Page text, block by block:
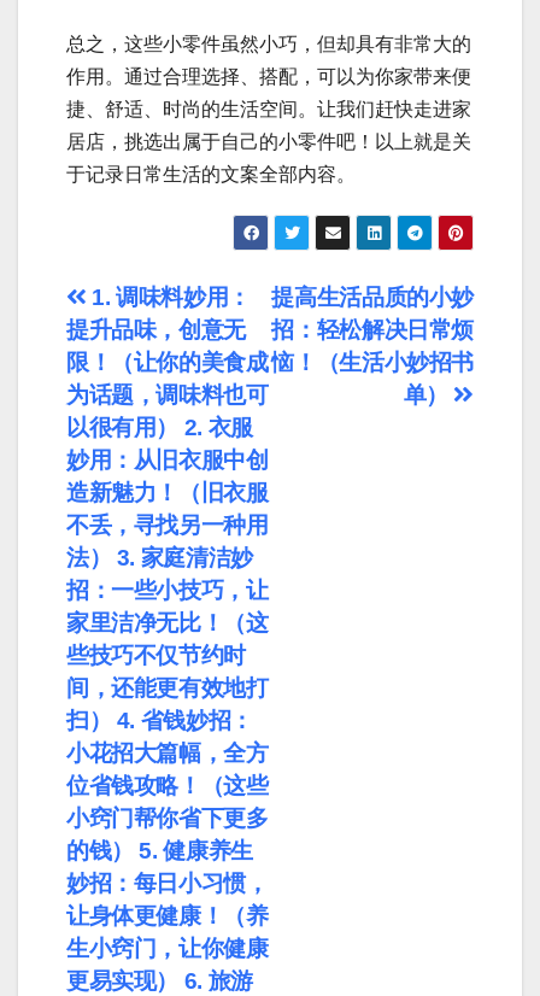
总之，这些小零件虽然小巧，但却具有非常大的
作用。通过合理选择、搭配，可以为你家带来便
捷、舒适、时尚的生活空间。让我们赶快走进家
居店，挑选出属于自己的小零件吧！以上就是关
于记录日常生活的文案全部内容。
文
章
导
航
提高生活品质的小妙
招：轻松解决日常烦
恼！（生活小妙招书
单）
1. 调味料妙用：
提升品味，创意无
限！（让你的美食成
为话题，调味料也可
以很有用） 2. 衣服
妙用：从旧衣服中创
造新魅力！（旧衣服
不丢，寻找另一种用
法） 3. 家庭清洁妙
招：一些小技巧，让
家里洁净无比！（这
些技巧不仅节约时
间，还能更有效地打
扫） 4. 省钱妙招：
小花招大篇幅，全方
位省钱攻略！（这些
小窍门帮你省下更多
的钱） 5. 健康养生
妙招：每日小习惯，
让身体更健康！（养
生小窍门，让你健康
更易实现） 6. 旅游